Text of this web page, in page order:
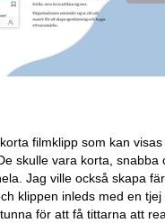
filmklipp som kan visas
skulle vara korta, snabba
Jag ville också skapa
klippen inleds med en
för att få tittarna att